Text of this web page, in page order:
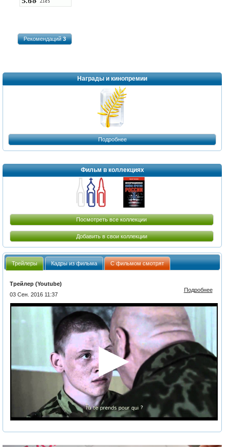
Рекомендаций3
Награды и кинопремии
Подробнее
Фильм в коллекциях
Посмотреть все коллекции
Добавить в свои коллекции
Трейлеры Кадры из фильма С фильмом смотрят
Трейлер (Youtube)
Подробнее
03 Сен. 2016 11:37